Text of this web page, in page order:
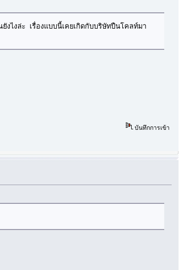
งไงล่ะ เรื่องแบบนี้เคยเกิดกับบริษัทปืนโคลท์มา
บันทึกการเข้า